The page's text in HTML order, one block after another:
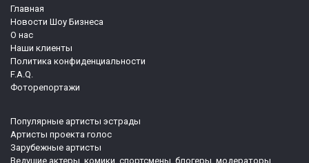
Главная
Новости Шоу Бизнеса
О нас
Наши клиенты
Политика конфиденциальности
F.A.Q.
Фоторепортажи
Популярные артисты эстрады
Артисты проекта голос
Зарубежные артисты
Ведущие актеры, комики, спортсмены, блогеры, модераторы